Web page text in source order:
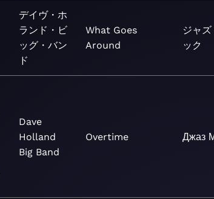
デイヴ・ホ
ランド・ビ
ッグ・バン
ド
What Goes
Around
ジャズ
ック
Dave
Holland
Big Band
Overtime Джаз